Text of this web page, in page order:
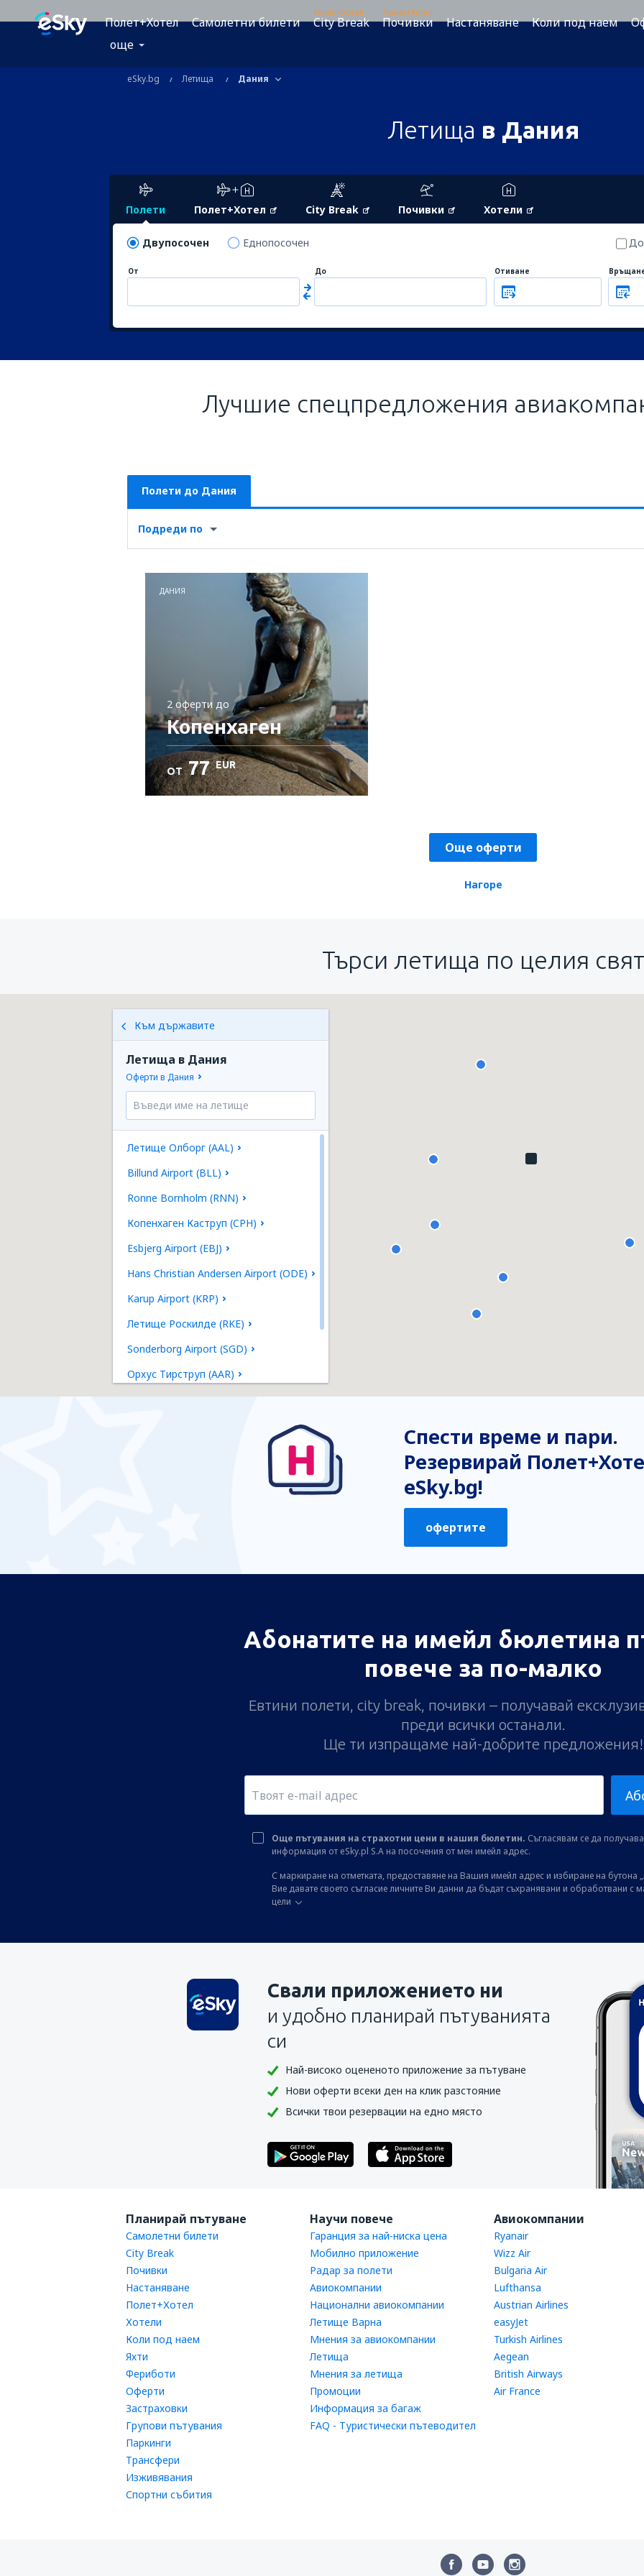
Полет+Хотел Самолетни билети
Полет+Хотел
City Break
Полет+Хотел
Почивки Настаняване Коли под наем
още
eSky.bg Летища Дания
Летища в Дания
Полети Полет+Хотел City Break Почивки Хотели
Двупосочен Еднопосочен
От До Отиване
Лучшие спецпредложения
Полети до Дания
Подреди по
ДАНИЯ
2 оферти до
Копенхаген
ОТ 77 EUR
Още оферти
Нагоре
Търси летища по целия свят
Към държавите
Летища в Дания
Оферти в Дания
Летище Олборг (AAL)
Billund Airport (BLL)
Ronne Bornholm (RNN)
Копенхаген Каструп (CPH)
Esbjerg Airport (EBJ)
Hans Christian Andersen Airport (ODE)
Karup Airport (KRP)
Летище Роскилде (RKE)
Sonderborg Airport (SGD)
Орхус Тирструп (AAR)
Спести време и пари.
Резервирай
eSky.bg!
офертите
Абонатите на имейл бюлетина
повече за по-малко
Евтини полети, city break, почивки – получавай
преди всички останали.
Ще ти изпращаме най-добрите предложения!
Още пътувания на страхотни цени в нашия бюлетин. Съгласявам се да
информация от eSky.pl S.A на посочения от мен имейл адрес.
С маркиране на отметката, предоставяне на Вашия имейл адрес и избиране на бутона
Вие давате своето съгласие личните Ви данни да бъдат съхранявани и обработвани с
цели
Свали приложението ни
и удобно планирай пътуванията
си
Най-високо оцененото приложение за пътуване
Нови оферти всеки ден на клик разстояние
Всички твои резервации на едно място
Планирай пътуване
Самолетни билети
City Break
Почивки
Настаняване
Полет+Хотел
Хотели
Коли под наем
Яхти
Фериботи
Оферти
Застраховки
Групови пътувания
Паркинги
Трансфери
Изживявания
Спортни събития
Научи повече
Гаранция за най-ниска цена
Мобилно приложение
Радар за полети
Авиокомпании
Национални авиокомпании
Летище Варна
Мнения за авиокомпании
Летища
Мнения за летища
Промоции
Информация за багаж
FAQ - Туристически пътеводител
Авиокомпании
Ryanair
Wizz Air
Bulgaria Air
Lufthansa
Austrian Airlines
easyJet
Turkish Airlines
Aegean
British Airways
Air France